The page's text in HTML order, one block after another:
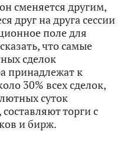
сменяется другим,
друг на друга сессии
поле для
что самые
сделок
принадлежат к
30% всех сделок,
суток
торги с
и бирж.